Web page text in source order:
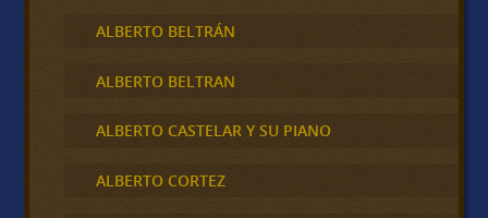
ALBERTO BELTRÁN
ALBERTO BELTRAN
ALBERTO CASTELAR Y SU PIANO
ALBERTO CORTEZ